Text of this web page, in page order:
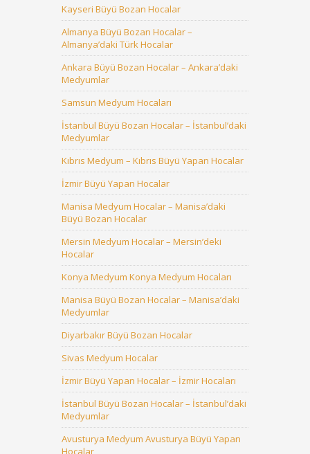
Kayseri Büyü Bozan Hocalar
Almanya Büyü Bozan Hocalar –
Almanya’daki Türk Hocalar
Ankara Büyü Bozan Hocalar – Ankara’daki
Medyumlar
Samsun Medyum Hocaları
İstanbul Büyü Bozan Hocalar – İstanbul’daki
Medyumlar
Kıbrıs Medyum – Kıbrıs Büyü Yapan Hocalar
İzmir Büyü Yapan Hocalar
Manisa Medyum Hocalar – Manisa’daki
Büyü Bozan Hocalar
Mersin Medyum Hocalar – Mersin’deki
Hocalar
Konya Medyum Konya Medyum Hocaları
Manisa Büyü Bozan Hocalar – Manisa’daki
Medyumlar
Diyarbakır Büyü Bozan Hocalar
Sivas Medyum Hocalar
İzmir Büyü Yapan Hocalar – İzmir Hocaları
İstanbul Büyü Bozan Hocalar – İstanbul’daki
Medyumlar
Avusturya Medyum Avusturya Büyü Yapan
Hocalar